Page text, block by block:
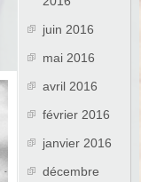
juin 2016
mai 2016
avril 2016
février 2016
janvier 2016
décembre